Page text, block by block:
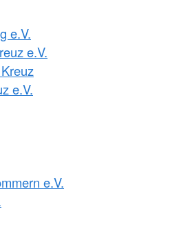
e.V.
e.V.
e.V.
e.V.